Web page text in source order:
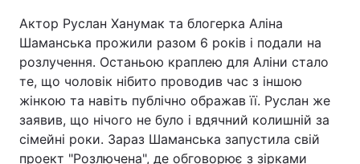
Актор Руслан Ханумак та блогерка Аліна
Шаманська прожили разом 6 років і подали на
розлучення. Останьою краплею для Аліни стало
те, що чоловік нібито проводив час з іншою
жінкою та навіть публічно ображав її. Руслан же
заявив, що нічого не було і вдячний колишній за
сімейні роки. Зараз Шаманська запустила свій
проект "Розлючена", де обговорює з зірками